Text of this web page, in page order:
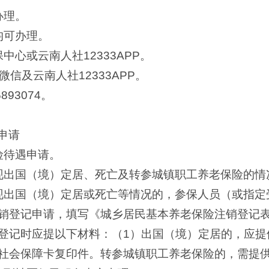
。
办理。
心或云南人社12333APP。
信及云南人社12333APP。
。
请
遇申请。
国（境）定居、死亡及转参城镇职工养老保险的
国（境）定居或死亡等情况的，参保人员（或指
登记申请，填写《城乡居民基本养老保险注销登记
记时应提以下材料：（1）出国（境）定居的，应
会保障卡复印件。转参城镇职工养老保险的，需提